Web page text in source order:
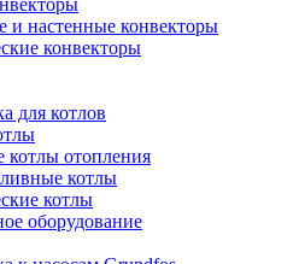
и настенные конвекторы
конвекторы
для котлов
котлы отопления
котлы
котлы
оборудование